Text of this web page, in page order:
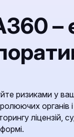
–
ризиками у
ліцензій,